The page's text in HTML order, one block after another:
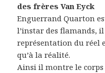
des frères Van Eyck
Enguerrand Quarton
l’instar des flamands,
représentation du réel
qu’à la réalité.
Ainsi il montre le